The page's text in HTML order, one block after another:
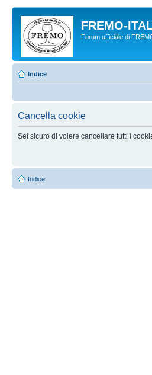
FREMO-
Forum ufficiale di
Indice
Cancella cookie
Sei sicuro di volere cancellare tutti i
Indice